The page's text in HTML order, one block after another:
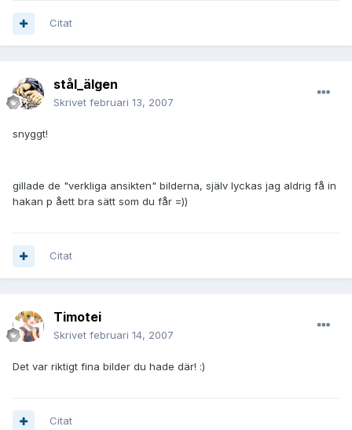
Citat
stål_älgen
Skrivet februari 13, 2007
snyggt!
gillade de "verkliga ansikten" bilderna, själv lyckas jag aldrig få in
hakan p åett bra sätt som du får =))
Citat
Timotei
Skrivet februari 14, 2007
Det var riktigt fina bilder du hade där! :)
Citat